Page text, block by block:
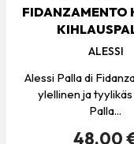
FIDANZAMENTO
ALESSI
Alessi Palla di
ylellinen ja
Palla...
48.00